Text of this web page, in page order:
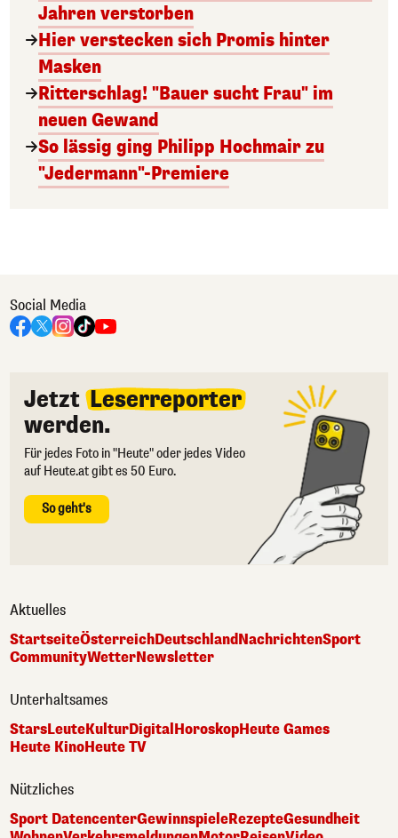
Jahren verstorben
Hier verstecken sich Promis hinter
Masken
Ritterschlag! "Bauer sucht Frau" im
neuen Gewand
So lässig ging Philipp Hochmair zu
"Jedermann"-Premiere
Social Media
Jetzt Leserreporter
werden.
Für jedes Foto in "Heute" oder jedes Video
auf Heute.at gibt es 50 Euro.
So geht's
Aktuelles
StartseiteÖsterreichDeutschlandNachrichtenSport
CommunityWetterNewsletter
Unterhaltsames
StarsLeuteKulturDigital HoroskopHeute Games
Heute KinoHeute TV
Nützliches
Sport DatencenterGewinnspieleRezepteGesundheit